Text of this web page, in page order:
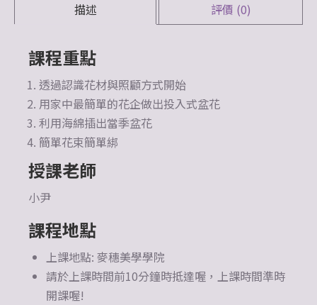
描述 評價 (0)
課程重點
透過認識花材與照顧方式開始
用家中最簡單的花企做出投入式盆花
利用海綿插出當季盆花
簡單花束簡單綁
授課老師
小尹
課程地點
上課地點: 麥穗美學學院
請於上課時間前10分鐘時抵達喔，上課時間準時
開課喔!